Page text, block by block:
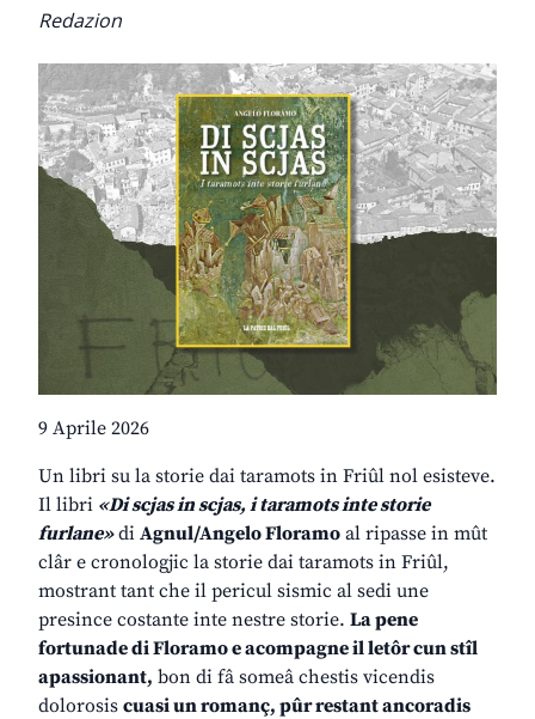
Redazion
9 Aprile 2026
Un libri su la storie dai taramots in Friûl nol esisteve.
Il libri «Di scjas in scjas, i taramots inte storie
furlane»di Agnul/Angelo Floramo al ripasse in mût
clâr e cronologjic la storie dai taramots in Friûl,
mostrant tant che il pericul sismic al sedi une
presince costante inte nestre storie. La pene
fortunade di Floramo e acompagne il letôr cun stîl
apassionant, bon di fâ someâ chestis vicendis
dolorosis cuasi un romanç, pûr restant ancoradis